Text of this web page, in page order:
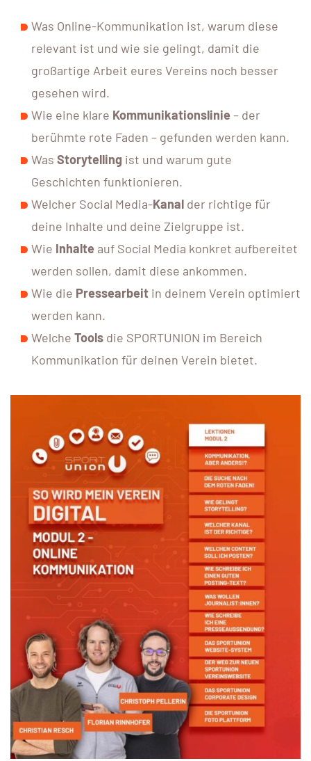
Was Online-Kommunikation ist, warum diese
relevant ist und wie sie gelingt, damit die
großartige Arbeit eures Vereins noch besser
gesehen wird.
Wie eine klare Kommunikationslinie– der
berühmte rote Faden – gefunden werden kann.
Was Storytelling ist und warum gute
Geschichten funktionieren.
Welcher Social Media-Kanal der richtige für
deine Inhalte und deine Zielgruppe ist.
Wie Inhalte auf Social Media konkret aufbereitet
werden sollen, damit diese ankommen.
Wie die Pressearbeit in deinem Verein optimiert
werden kann.
Welche Tools die SPORTUNION im Bereich
Kommunikation für deinen Verein bietet.